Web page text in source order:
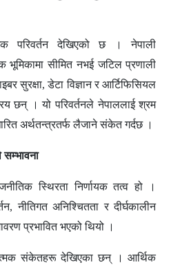
परिवर्तन देखिएको छ । नेपाली
सीमित नभई जटिल प्रणाली
सुरक्षा, डेटा विज्ञान र आर्टिफिसियल
छन् । यो परिवर्तनले नेपाललाई श्रम
अर्थतन्त्रतर्फ लैजाने संकेत गर्दछ ।
स्थिरता निर्णायक तत्व हो ।
नीतिगत अनिश्चितता र दीर्घकालीन
प्रभावित भएको थियो ।
संकेतहरू देखिएका छन् । आर्थिक